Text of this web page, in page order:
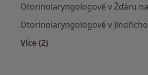
Otorinolaryngologové v Žďáru
Otorinolaryngologové v
Více (2)